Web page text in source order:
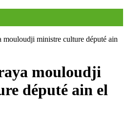
mouloudji ministre culture député ain
mouloudji
député ain el